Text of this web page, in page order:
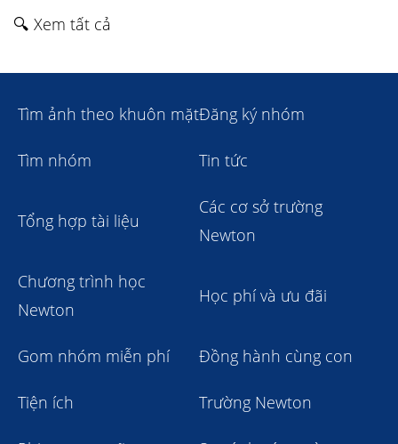
🔍 Xem tất cả
Tìm ảnh theo khuôn mặtĐăng ký nhóm
Tìm nhóm Tin tức
Tổng hợp tài liệu
Các cơ sở trường
Newton
Chương trình học
Newton
Học phí và ưu đãi
Gom nhóm miễn phí Đồng hành cùng con
Tiện ích Trường Newton